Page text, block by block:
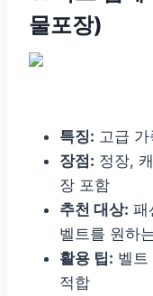
물포장)
특징: 고급
장점: 정장,
장 포함
추천 대상: 패
벨트를 원하
활용 팁: 벨트
적합